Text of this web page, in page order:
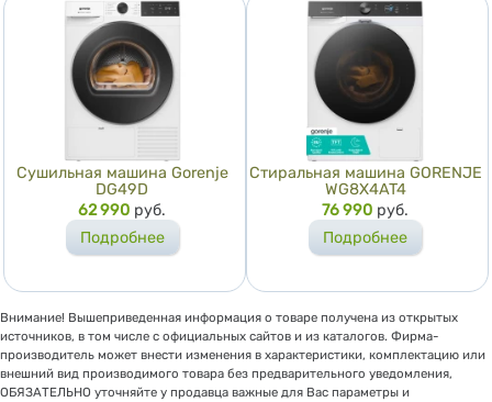
Сушильная машина Gorenje
DG49D
Цена
62 990 руб.
Подробнее
Стиральная машина GORENJE
WG8X4AT4
Цена
76 990 руб.
Подробнее
Внимание! Вышеприведенная информация о товаре получена из открытых
источников, в том числе с официальных сайтов и из каталогов. Фирма-
производитель может внести изменения в характеристики, комплектацию или
внешний вид производимого товара без предварительного уведомления,
ОБЯЗАТЕЛЬНО уточняйте у продавца важные для Вас параметры и